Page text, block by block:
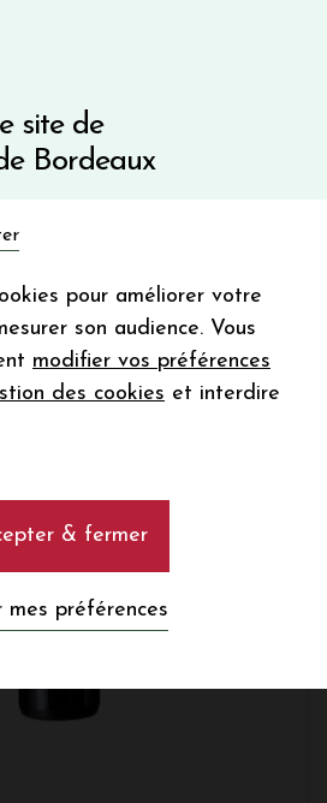
site de
Bordeaux
pour améliorer votre
son audience. Vous
modifier vos préférences
des cookies et interdire
& fermer
mes préférences
sur votre première commande
?
en bon d'achat
j’accepte de recevoir la newsletter de la